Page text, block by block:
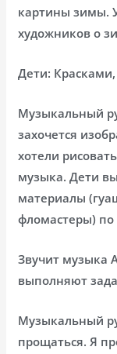
картины зимы.
художников о
Дети:
Музыкальный
захочется
хотели
музыка. Дети
материалы
фломастеры)
Звучит музыка
выполняют
Музыкальный
прощаться. Я